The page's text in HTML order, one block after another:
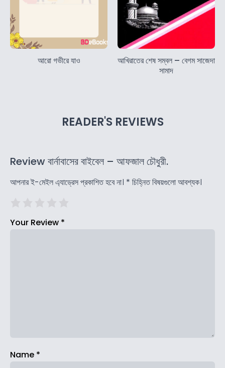
আরো গভীরে যাও
আখিরাতের শেষ সম্বল – বেগম সাজেদা
সামাদ
READER'S REVIEWS
Review বার্নাবাসের বাইবেল – আফজাল চৌধুরী.
আপনার ই-মেইল এ্যাড্রেস প্রকাশিত হবে না। * চিহ্নিত বিষয়গুলো আবশ্যক।
Your Review *
Name *